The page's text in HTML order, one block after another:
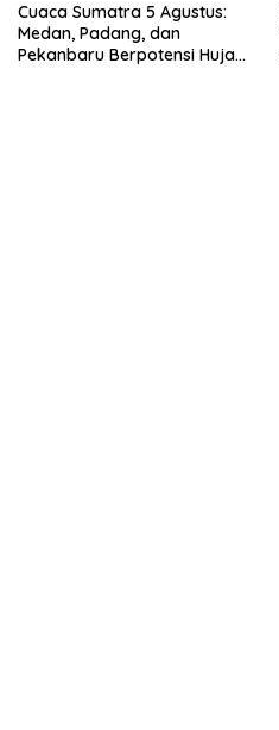
Cuaca Sumatra 5 Agustus:
Medan, Padang, dan
Pekanbaru Berpotensi Hujan